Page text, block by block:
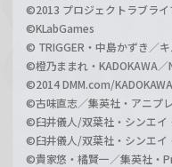
©2013 プロジェクトラブライ
©KLabGames
© TRIGGER・中島かずき／
©橙乃ままれ・KADOKAWA／
©2014 DMM.com/
©古味直志／集英社・アニプ
©臼井儀人/双葉社・シンエイ
©臼井儀人/双葉社・シンエイ
©貴家悠・橘賢一／集英社・